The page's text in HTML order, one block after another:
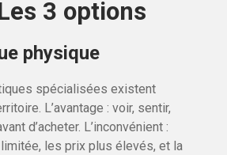
3 options
physique
spécialisées existent
L’avantage : voir, sentir,
d’acheter. L’inconvénient :
les prix plus élevés, et la